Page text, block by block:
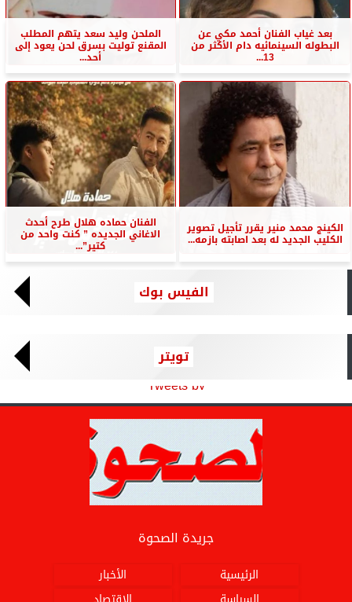
بعد غياب الفنان أحمد مكي عن
البطوله السينمائيه دام الأكثر من
13...
الملحن وليد سعد يتهم المطلب
المقنع توليت بسرق لحن يعود إلى
أحد...
الكينج محمد منير يقرر تأجيل تصوير
الكليب الجديد له بعد اصابته بازمه...
الفنان حماده هلال طرح أحدث
الاغاني الجديده ” كنت واحد من
كتير”...
الفيس بوك
تويتر
Tweets by
جريدة الصحوة
الرئيسية
الأخبار